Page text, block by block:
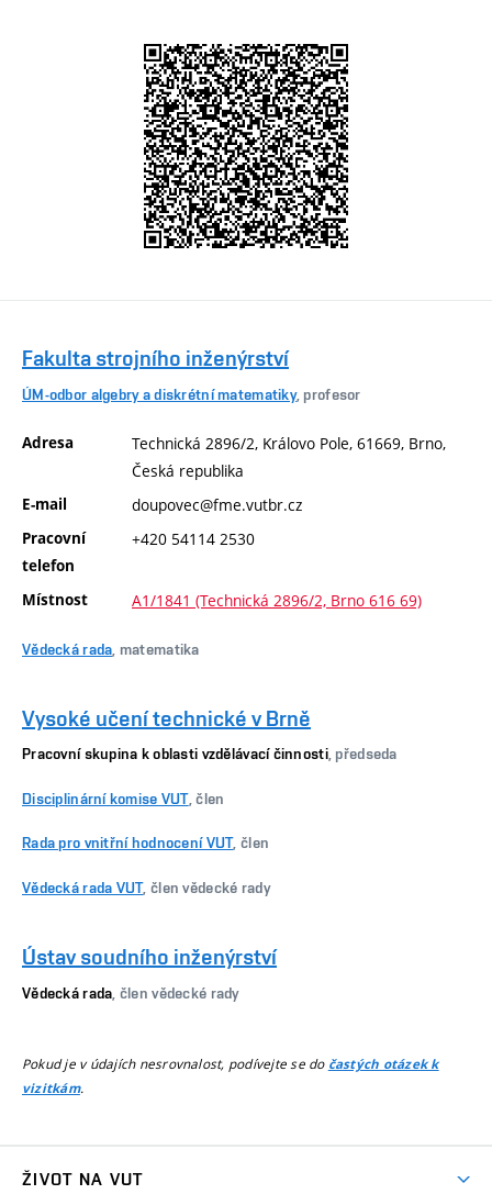
Fakulta strojního inženýrství
ÚM-odbor algebry a diskrétní matematiky, profesor
Adresa
Technická 2896/2, Královo Pole, 61669, Brno,
Česká republika
E-mail doupovec@fme.vutbr.cz
Pracovní
telefon
+420 54114 2530
Místnost A1/1841 (Technická 2896/2, Brno 616 69)
Vědecká rada , matematika
Vysoké učení technické v Brně
Pracovní skupina k oblasti vzdělávací činnosti, předseda
Disciplinární komise VUT, člen
Rada pro vnitřní hodnocení VUT, člen
Vědecká rada VUT, člen vědecké rady
Ústav soudního inženýrství
Vědecká rada , člen vědecké rady
Pokud je v údajích nesrovnalost, podívejte se do častých otázek k
vizitkám.
ŽIVOT NA VUT